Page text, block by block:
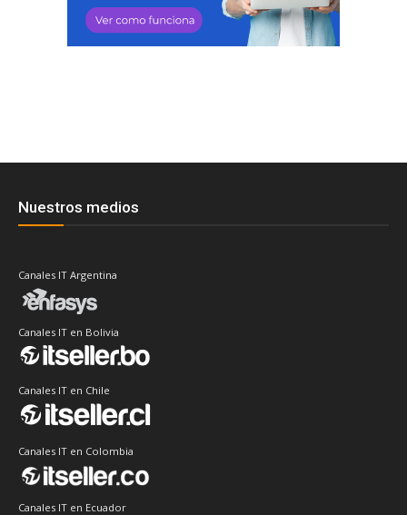
Nuestros medios
Canales IT Argentina
Canales IT en Bolivia
Canales IT en Chile
Canales IT en Colombia
Canales IT en Ecuador